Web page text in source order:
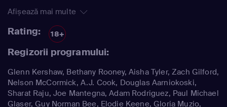
Afișează mai multe
Rating: 18+
Regizorii programului:
Glenn Kershaw, Bethany Rooney, Aisha Tyler, Zach Gilford,
Nelson McCormick, A.J. Cook, Douglas Aarniokoski,
Sharat Raju, Joe Mantegna, Adam Rodriguez, Paul Michael
Glaser, Guy Norman Bee, Elodie Keene, Gloria Muzio,